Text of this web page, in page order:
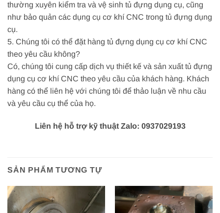
thường xuyên kiểm tra và vệ sinh tủ đựng dụng cụ, cũng
như bảo quản các dụng cụ cơ khí CNC trong tủ đựng dụng
cụ.
5. Chúng tôi có thể đặt hàng tủ đựng dụng cụ cơ khí CNC
theo yêu cầu không?
Có, chúng tôi cung cấp dịch vụ thiết kế và sản xuất tủ đựng
dụng cụ cơ khí CNC theo yêu cầu của khách hàng. Khách
hàng có thể liên hệ với chúng tôi để thảo luận về nhu cầu
và yêu cầu cụ thể của họ.
Liên hệ hỗ trợ kỹ thuật Zalo: 0937029193
SẢN PHẨM TƯƠNG TỰ